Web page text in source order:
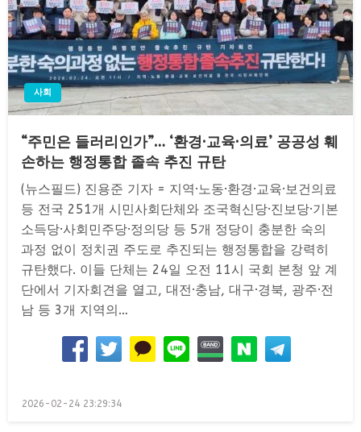
사회
“주민은 들러리인가”… ‘환경·교육·의료’ 공공성 훼
손하는 행정통합 졸속 추진 규탄
(뉴스필드) 진용준 기자 = 지역·노동·환경·교육·보건의료
등 전국 251개 시민사회단체와 조국혁신당·진보당·기본
소득당·사회민주당·정의당 등 5개 정당이 충분한 숙의
과정 없이 정치권 주도로 추진되는 행정통합을 강력히
규탄했다. 이들 단체는 24일 오전 11시 국회 본청 앞 계
단에서 기자회견을 열고, 대전·충남, 대구·경북, 광주·전
남 등 3개 지역의…
Posted
2026-02-24 23:29:34